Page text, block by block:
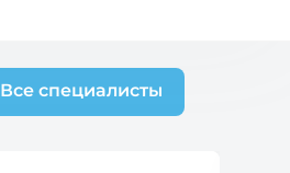
Все специалисты